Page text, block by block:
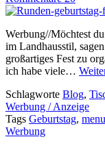
Werbung//Möchtest
im Landhausstil,
großartiges Fest zu
ich habe viele…
Schlagworte Blog,
Werbung / Anzeige
Tags Geburtstag,
Werbung